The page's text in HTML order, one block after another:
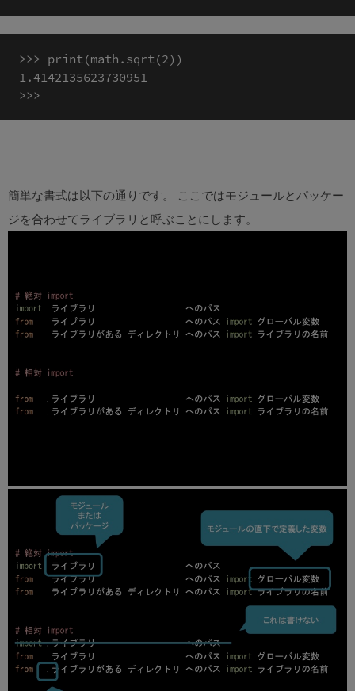
>>> print(math.sqrt(2))
1.4142135623730951
簡単な書式は以下の通りです。 ここではモジュールとパッケー
ジを合わせてライブラリと呼ぶことにします。